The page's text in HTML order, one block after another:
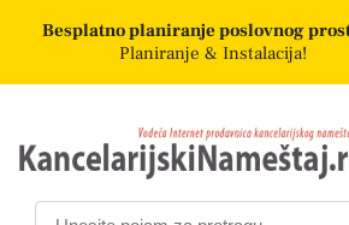
Besplatno planiranje poslovnog
Planiranje & Instalacija!